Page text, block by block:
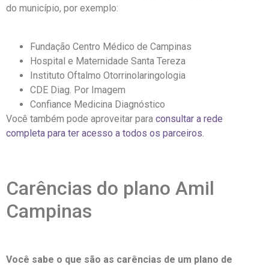
do município, por exemplo:
Fundação Centro Médico de Campinas
Hospital e Maternidade Santa Tereza
Instituto Oftalmo Otorrinolaringologia
CDE Diag. Por Imagem
Confiance Medicina Diagnóstico
Você também pode aproveitar para consultar a rede
completa para ter acesso a todos os parceiros.
Carências do plano Amil
Campinas
Você sabe o que são as carências de um plano de